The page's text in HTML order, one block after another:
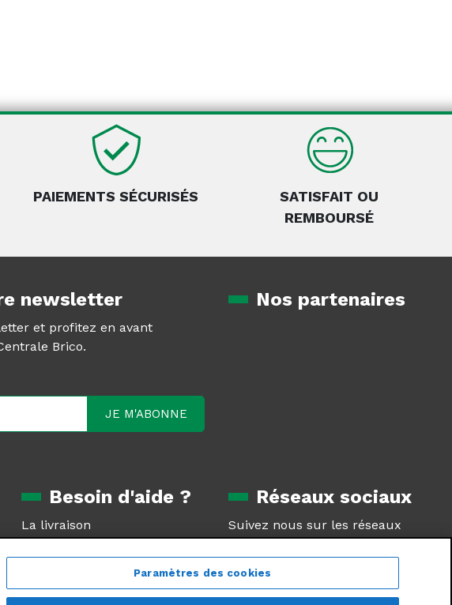
PAIEMENTS SÉCURISÉS
SATISFAIT OU
REMBOURSÉ
newsletter
et profitez en avant
Brico.
Nos partenaires
Besoin d'aide ?
La livraison
Le retour produit
SAV et garantie
Foire aux questions
Réseaux sociaux
Suivez nous sur les réseaux
sociaux
Paramètres des cookies